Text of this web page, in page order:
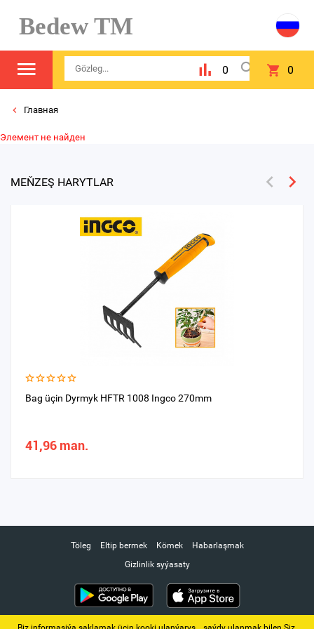
Bedew TM
0 0
Главная
Элемент не найден
MEŇZEŞ HARYTLAR
Bag üçin Dyrmyk HFTR 1008 Ingco 270mm
41,96 man.
Töleg Eltip bermek Kömek
Habarlaşmak
Gizlinlik syýasaty